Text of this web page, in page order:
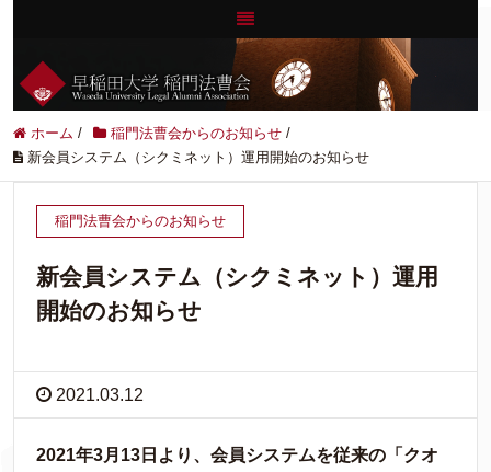
ホーム / 稲門法曹会からのお知らせ /
新会員システム（シクミネット）運用開始のお知らせ
稲門法曹会からのお知らせ
新会員システム（シクミネット）運用
開始のお知らせ
2021.03.12
2021年3月13日より、会員システムを従来の「クオ